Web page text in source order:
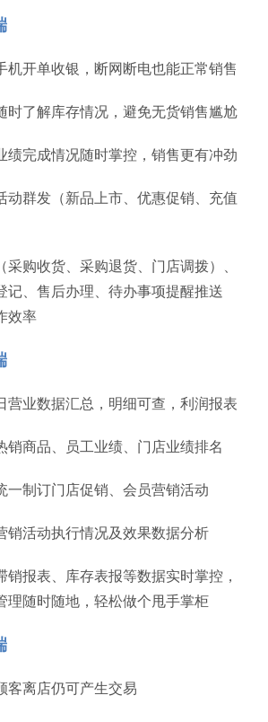
机开单收银，断网断电也能正常销售
时了解库存情况，避免无货销售尴尬
绩完成情况随时掌控，销售更有冲劲
动群发（新品上市、优惠促销、充值
采购收货、采购退货、门店调拨）、
记、售后办理、待办事项提醒推送
效率
营业数据汇总，明细可查，利润报表
销商品、员工业绩、门店业绩排名
一制订门店促销、会员营销活动
销活动执行情况及效果数据分析
销报表、库存表报等数据实时掌控，
理随时随地，轻松做个甩手掌柜
客离店仍可产生交易